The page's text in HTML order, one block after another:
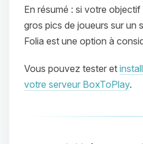
En résumé : si votre
gros pics de joueurs sur un
Folia est une option à
Vous pouvez tester et
votre serveur BoxToPlay.